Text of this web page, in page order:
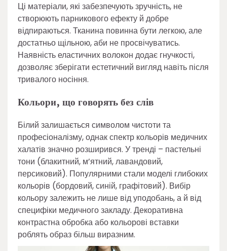
Ці матеріали, які забезпечують зручність, не
створюють парникового ефекту й добре
відпираються. Тканина повинна бути легкою, але
достатньо щільною, аби не просвічуватись.
Наявність еластичних волокон додає гнучкості,
дозволяє зберігати естетичний вигляд навіть після
тривалого носіння.
Кольори, що говорять без слів
Білий залишається символом чистоти та
професіоналізму, однак спектр кольорів медичних
халатів значно розширився. У тренді – пастельні
тони (блакитний, м’ятний, лавандовий,
персиковий). Популярними стали моделі глибоких
кольорів (бордовий, синій, графітовий). Вибір
кольору залежить не лише від уподобань, а й від
специфіки медичного закладу. Декоративна
контрастна обробка або кольорові вставки
роблять образ більш виразним.